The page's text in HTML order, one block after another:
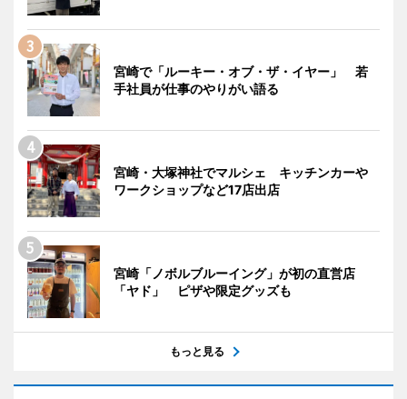
宮崎で「ルーキー・オブ・ザ・イヤー」 若
手社員が仕事のやりがい語る
宮崎・大塚神社でマルシェ キッチンカーや
ワークショップなど17店出店
宮崎「ノボルブルーイング」が初の直営店
「ヤド」 ピザや限定グッズも
もっと見る